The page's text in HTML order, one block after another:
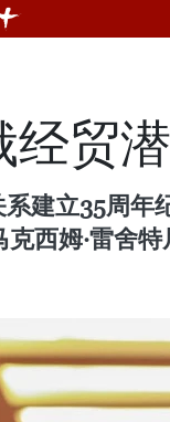
经贸
建立35周年
西姆·雷舍